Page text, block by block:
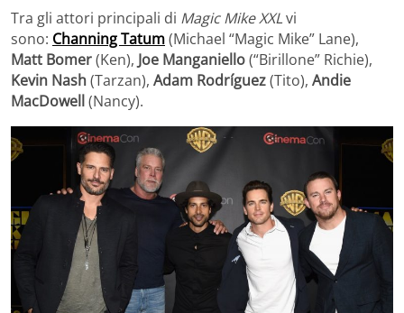
Tra gli attori principali di Magic Mike XXLvi
sono: Channing Tatum(Michael “Magic Mike” Lane),
Matt Bomer(Ken), Joe Manganiello(“Birillone” Richie),
Kevin Nash(Tarzan), Adam Rodríguez(Tito), Andie
MacDowell(Nancy).